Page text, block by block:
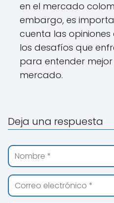
en el mercado
embargo, es
cuenta las opiniones
los desafíos que
para entender mejor
mercado.
Deja una respuesta